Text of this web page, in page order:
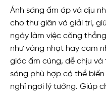
Ánh sáng ấm áp và dịu
cho thư giãn và giải trí,
ngày làm việc căng
như vàng nhạt hay cam
giác ấm cúng, dễ chịu và
sáng phù hợp có thể
nghỉ ngơi lý tưởng. Giúp